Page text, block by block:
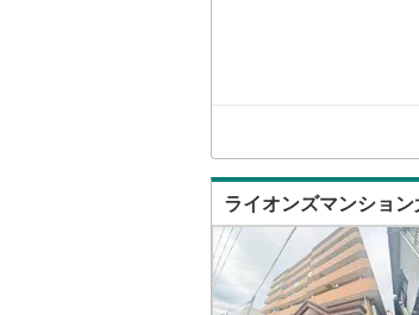
ライオンズマンショ